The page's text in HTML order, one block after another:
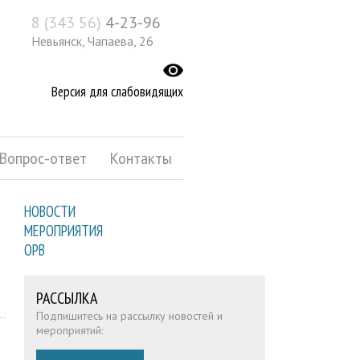
8 (343 56) 4-23-96
Невьянск, Чапаева, 26
Версия для слабовидящих
Вопрос-ответ Контакты
НОВОСТИ
МЕРОПРИЯТИЯ
ОРВ
РАССЫЛКА
Подпишитесь на рассылку новостей и
мероприятий: